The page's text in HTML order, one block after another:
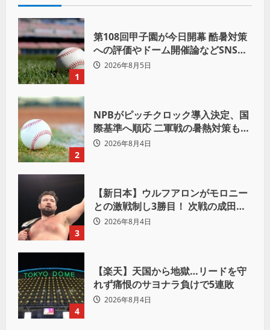
1
第108回甲子園が今日開幕 酷暑対策
への評価やドーム開催論などSNSで
議論も
2026年8月5日
2
NPBがピッチクロック導入決定、国
際基準へ順応 二軍戦の暑熱対策も柔
軟運用へ
2026年8月4日
3
【新日本】ウルフアロンがモロニー
との激戦制し3勝目！ 次戦の成田蓮
へ宣言「アイツの王道を俺の王道で
2026年8月4日
4
【楽天】天国から地獄…リードを守
れず痛恨のサヨナラ負けで5連敗
2026年8月4日